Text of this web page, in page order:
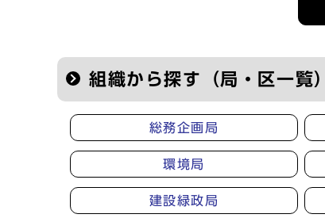
組織から探す（局・区一覧）
総務企画局
環境局
建設緑政局